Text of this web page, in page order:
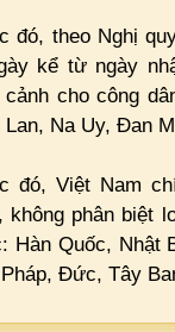
đó, theo Nghị
kể từ ngày
cảnh cho công
Lan, Na Uy, Đan
đó, Việt Nam
không phân biệt
Hàn Quốc, Nhật
Đức, Tây